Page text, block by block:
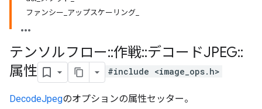
ファンシー_アップスケーリング_
テンソルフロー::作戦::デコードJPEG::
属性
#include <image_ops.h>
DecodeJpegのオプションの属性セッター。